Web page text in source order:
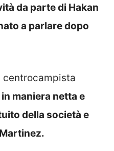
da parte di Hakan
a parlare dopo
centrocampista
maniera netta e
della società e